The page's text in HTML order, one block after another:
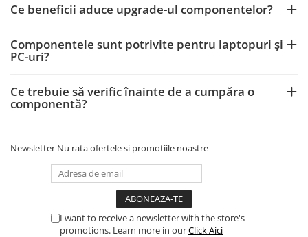
Ce beneficii aduce upgrade-ul componentelor?
Componentele sunt potrivite pentru laptopuri și
PC-uri?
Ce trebuie să verific înainte de a cumpăra o
componentă?
Newsletter Nu rata ofertele si promotiile noastre
I want to receive a newsletter with the store's
promotions. Learn more in ourClick Aici